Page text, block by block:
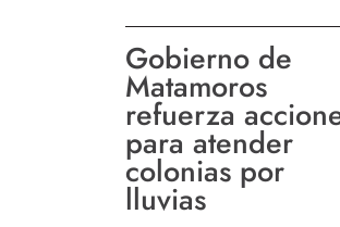
Gobierno de
Matamoros
refuerza
para atender
colonias por
lluvias